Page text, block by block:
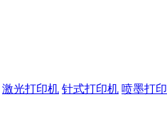
激光打印机 针式打印机 喷墨打